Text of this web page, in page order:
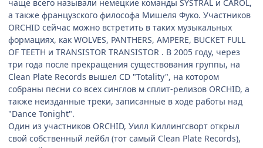
чаще всего называли немецкие команды SYSTRAL и CAROL,
а также французского философа Мишеля Фуко. Участников
ORCHID сейчас можно встретить в таких музыкальных
формациях, как WOLVES, PANTHERS, AMPERE, BUCKET FULL
OF TEETH и TRANSISTOR TRANSISTOR . В 2005 году, через
три года после прекращения существования группы, на
Clean Plate Records вышел CD "Totality", на котором
собраны песни со всех синглов м сплит-релизов ORCHID, а
также неизданные треки, записанные в ходе работы над
"Dance Tonight".
Один из участников ORCHID, Уилл Киллингсворт открыл
свой собственный лейбл (тот самый Clean Plate Records),